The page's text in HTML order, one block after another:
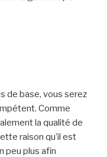
de base, vous serez
Comme
la qualité de
raison qu’il est
peu plus afin